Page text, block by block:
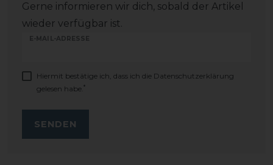
Gerne informieren wir dich, sobald der Artikel
wieder verfügbar ist.
E-MAIL-ADRESSE
Hiermit bestätige ich, dass ich die Daten­schutz­erklärung
gelesen habe. *
SENDEN